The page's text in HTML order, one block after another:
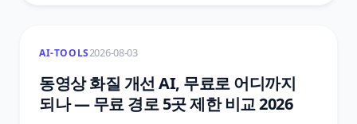
지목해요. 재촬영 4가지 조건과 검산 3단계까지
정리했어요.
AI-TOOLS2026-08-03
동영상 화질 개선 AI, 무료로 어디까지
되나 — 무료 경로 5곳 제한 비교 2026